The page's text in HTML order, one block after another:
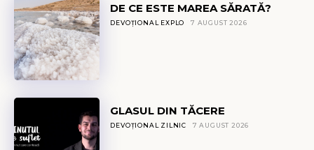
DE CE ESTE MAREA SĂRATĂ?
DEVOȚIONAL EXPLO 7 AUGUST 2026
GLASUL DIN TĂCERE
DEVOȚIONAL ZILNIC 7 AUGUST 2026